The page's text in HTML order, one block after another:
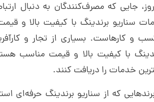
جایی که مصرف‌کنندگان به دنبال
سناریو برندینگ با کیفیت بالا و
و کارهاست. بسیاری از تجار و
با کیفیت بالا و قیمت مناسب
خدمات را دریافت کنند.
که از سناریو برندینگ حرفه‌ای